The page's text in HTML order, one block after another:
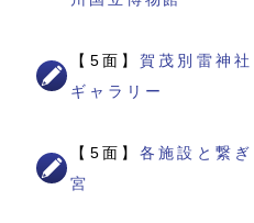
【5面】賀茂別雷神
ギャラリー
【5面】各施設と繋
宮